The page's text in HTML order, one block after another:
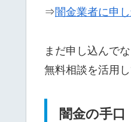
⇒闇金業者に申
まだ申し込んで
無料相談を活用
闇金の手口